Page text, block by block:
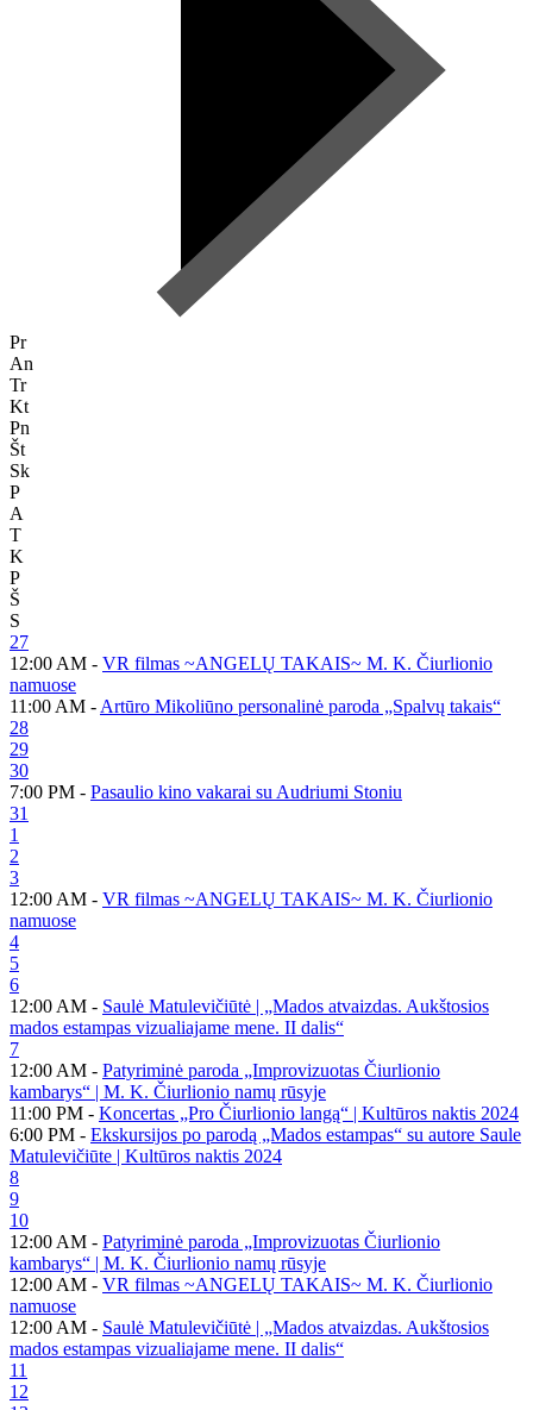
Pr
An
Tr
Kt
Pn
Št
Sk
P
A
T
K
P
Š
S
27
12:00 AM - VR filmas ~ANGELŲ TAKAIS~ M. K. Čiurlionio
namuose
11:00 AM - Artūro Mikoliūno personalinė paroda „Spalvų takais“
28
29
30
7:00 PM - Pasaulio kino vakarai su Audriumi Stoniu
31
1
2
3
12:00 AM - VR filmas ~ANGELŲ TAKAIS~ M. K. Čiurlionio
namuose
4
5
6
12:00 AM - Saulė Matulevičiūtė | „Mados atvaizdas. Aukštosios
mados estampas vizualiajame mene. II dalis“
7
12:00 AM - Patyriminė paroda „Improvizuotas Čiurlionio
kambarys“ | M. K. Čiurlionio namų rūsyje
11:00 PM - Koncertas „Pro Čiurlionio langą“ | Kultūros naktis 2024
6:00 PM - Ekskursijos po parodą „Mados estampas“ su autore Saule
Matulevičiūte | Kultūros naktis 2024
8
9
10
12:00 AM - Patyriminė paroda „Improvizuotas Čiurlionio
kambarys“ | M. K. Čiurlionio namų rūsyje
12:00 AM - VR filmas ~ANGELŲ TAKAIS~ M. K. Čiurlionio
namuose
12:00 AM - Saulė Matulevičiūtė | „Mados atvaizdas. Aukštosios
mados estampas vizualiajame mene. II dalis“
11
12